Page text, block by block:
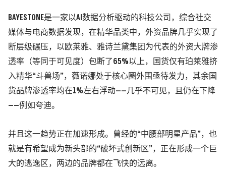
BAYESTONE是一家以AI数据分析驱动的科技公司，综合社交
媒体与电商数据发现，在精华品类中，外资品牌几乎实现了
断层级碾压，以欧莱雅、雅诗兰黛集团为代表的外资大牌渗
透率（等同于可见度）包断了65%以上，国货仅有珀莱雅挤
入精华“斗兽场”，薇诺娜处于核心圈外围亟待发力，其余国
货品牌渗透率均在1%左右浮动——几乎不可见，且仍在下降
——例如夸迪。
并且这一趋势正在加速形成。曾经的“中腰部明星产品”，也
就是有希望成为新头部的“破坏式创新区”，正在形成一个巨
大的逃逸区，两边的品牌都在飞快的远离。